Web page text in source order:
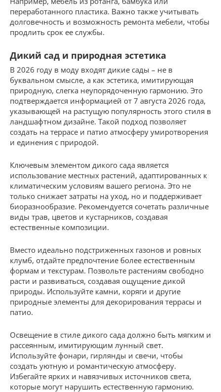
переработанного пластика. Важно также учитывать
долговечность и возможность ремонта мебели, чтобы
продлить срок ее службы.
Дикий сад и природная эстетика
В 2026 году в моду входят дикие сады – не в
буквальном смысле, а как эстетика, имитирующая
природную, слегка неупорядоченную гармонию. Это
подтверждается информацией от 7 августа 2026 года,
указывающей на растущую популярность этого стиля в
ландшафтном дизайне. Такой подход позволяет
создать на террасе и патио атмосферу умиротворения
и единения с природой.
Ключевым элементом дикого сада является
использование местных растений, адаптированных к
климатическим условиям вашего региона. Это не
только снижает затраты на уход, но и поддерживает
биоразнообразие. Рекомендуется сочетать различные
виды трав, цветов и кустарников, создавая
естественные композиции.
Вместо идеально подстриженных газонов и ровных
клумб, отдайте предпочтение более естественным
формам и текстурам. Позвольте растениям свободно
расти и развиваться, создавая ощущение дикой
природы. Используйте камни, коряги и другие
природные элементы для декорирования террасы и
патио.
Освещение в стиле дикого сада должно быть мягким и
рассеянным, имитирующим лунный свет.
Используйте фонари, гирлянды и свечи, чтобы
создать уютную и романтическую атмосферу.
Избегайте ярких и навязчивых источников света,
которые могут нарушить естественную гармонию.